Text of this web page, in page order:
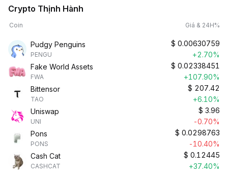
Crypto Thịnh Hành
Coin Giá & 24H%
Pudgy Penguins
PENGU
$ 0.00630759
+2.70%
Fake World Assets
FWA
$ 0.02338451
+107.90%
Bittensor
TAO
$ 207.42
+6.10%
Uniswap
UNI
$ 3.96
-0.70%
Pons
PONS
$ 0.0298763
-10.40%
Cash Cat
CASHCAT
$ 0.12445
+37.40%